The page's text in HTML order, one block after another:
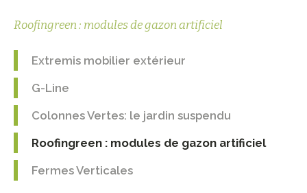
Roofingreen : modules de gazon artificiel
Extremis mobilier extérieur
G-Line
Colonnes Vertes: le jardin suspendu
Roofingreen : modules de gazon artificiel
Fermes Verticales